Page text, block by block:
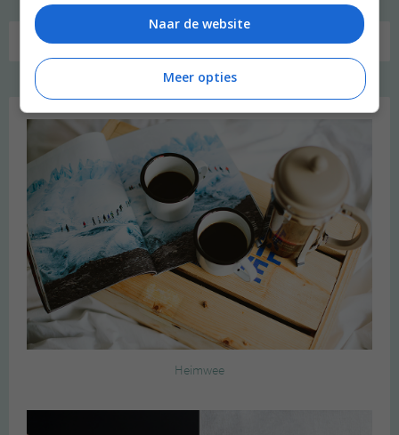
Favoriet
Heimwee
Naar de website
Meer opties